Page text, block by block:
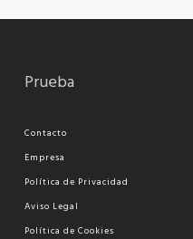
Prueba
Contacto
Empresa
Política de Privacidad
Aviso Legal
Política de Cookies